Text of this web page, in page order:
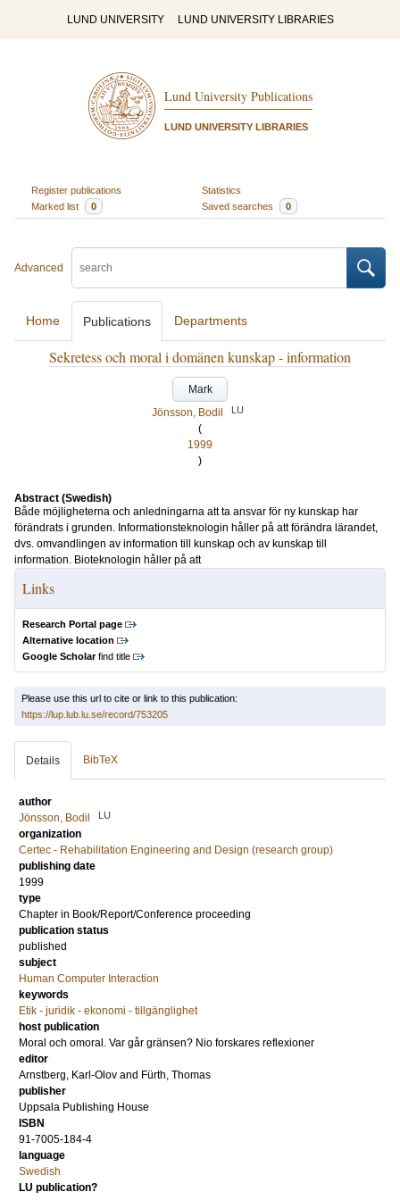
LUND UNIVERSITY LUND UNIVERSITY LIBRARIES
Lund University Publications
LUND UNIVERSITY LIBRARIES
Register publications
Statistics
Marked list
0 Saved searches 0
Advanced
Home Publications Departments
Sekretess och moral i domänen kunskap - information
Mark
Jönsson, Bodil
LU
(
1999
)
Abstract (Swedish)
Både möjligheterna och anledningarna att ta ansvar för ny kunskap har
förändrats i grunden. Informationsteknologin håller på att förändra lärandet,
dvs. omvandlingen av information till kunskap och av kunskap till
information. Bioteknologin håller på att
Links
Research Portal page
Alternative location
Google Scholarfind title
Please use this url to cite or link to this publication:
https://lup.lub.lu.se/record/753205
Details BibTeX
author
Jönsson, Bodil
LU
organization
Certec - Rehabilitation Engineering and Design (research group)
publishing date
1999
type
Chapter in Book/Report/Conference proceeding
publication status
published
subject
Human Computer Interaction
keywords
Etik - juridik - ekonomi - tillgänglighet
host publication
Moral och omoral. Var går gränsen? Nio forskares reflexioner
editor
Arnstberg, Karl-Olov and Fürth, Thomas
publisher
Uppsala Publishing House
ISBN
91-7005-184-4
language
Swedish
LU publication?